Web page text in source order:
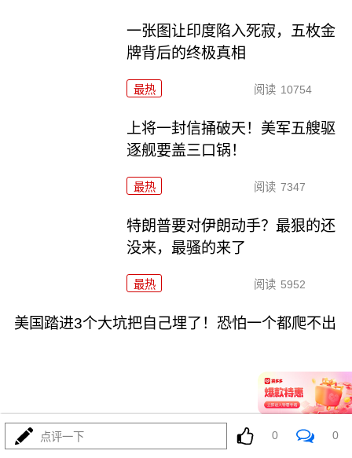
一张图让印度陷入死寂，五枚金
牌背后的终极真相
最热 阅读 10754
上将一封信捅破天！美军五艘驱
逐舰要盖三口锅！
最热 阅读 7347
特朗普要对伊朗动手？最狠的还
没来，最骚的来了
最热 阅读 5952
美国踏进3个大坑把自己埋了！恐怕一个都爬不出
最热 17254 08-03
点评一下 0 0